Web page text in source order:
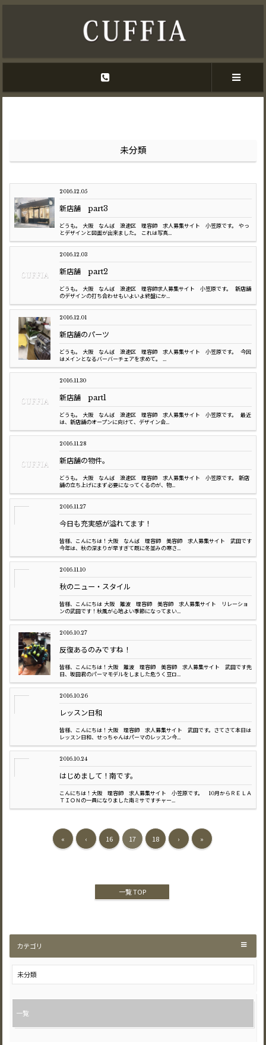
未分類
2016.12.05
新店舗 part3
どうも。 大阪 なんば 浪速区 理容師 求人募集サイト 小笠原です。 やっ
とデザインと図面が出来ました。 これは写真...
2016.12.03
新店舗 part2
どうも。 大阪 なんば 浪速区 理容師求人募集サイト 小笠原です。 新店舗
のデザインの打ち合わせもいよいよ終盤にか...
2016.12.01
新店舗のパーツ
どうも。 大阪 なんば 浪速区 理容師 求人募集サイト 小笠原です。 今回
はメインとなるバーバーチェアを求めて。 ...
2016.11.30
新店舗 part1
どうも。 大阪 なんば 浪速区 理容師 求人募集サイト 小笠原です。 最近
は、新店舗のオープンに向けて、デザイン会...
2016.11.28
新店舗の物件。
どうも。 大阪 なんば 浪速区 理容師 求人募集サイト 小笠原です。 新店
舗の立ち上げにまず必要になってくるのが、物...
2016.11.27
今日も充実感が溢れてます！
皆様、こんにちは！大阪 なんば 理容師 美容師 求人募集サイト 武田です
今年は、秋の深まりが早すぎて既に冬並みの寒さ...
2016.11.10
秋のニュー・スタイル
皆様、こんにちは 大阪 難波 理容師 美容師 求人募集サイト リレーショ
ンの武田です！秋風が心地よい季節になってまい...
2016.10.27
反復あるのみですね！
皆様、こんにちは！大阪 難波 理容師 美容師 求人募集サイト 武田です先
日、坂田君のパーマモデルをしました危うく豆ロ...
2016.10.26
レッスン日和
皆様、こんにちは！大阪 理容師 求人募集サイト 武田です。さてさて本日は
レッスン日和、せっちゃんはパーマのレッスン今...
2016.10.24
はじめまして！南です。
こんにちは！大阪 理容師 求人募集サイト 小笠原です。 10月からＲＥＬＡ
ＴＩＯＮの一員になりました南ミサですチャー...
« ‹ 16 17 18 › »
一覧 TOP
カテゴリ
未分類
一覧